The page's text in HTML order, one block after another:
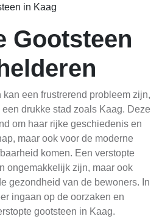
in Kaag
Gootsteen
kan een frustrerend probleem zijn,
drukke stad zoals Kaag. Deze
om haar rijke geschiedenis en
maar ook voor de moderne
komen. Een verstopte
ongemakkelijk zijn, maar ook
gezondheid van de bewoners. In
ingaan op de oorzaken en
gootsteen in Kaag.